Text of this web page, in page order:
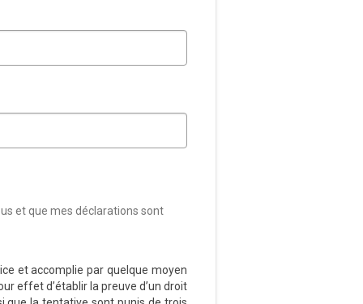
et que mes déclarations sont
et accomplie par quelque moyen
effet d’établir la preuve d’un droit